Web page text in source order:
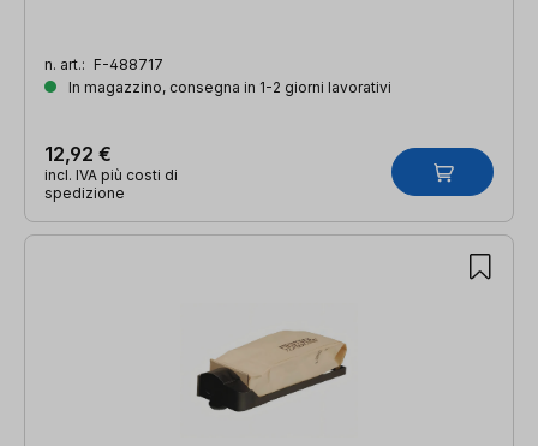
n. art.: F-488717
In magazzino, consegna in 1-2 giorni lavorativi
12,92 €
incl. IVA più costi di
spedizione